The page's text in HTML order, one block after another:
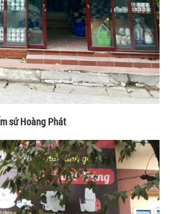
sứ Hoàng Phát